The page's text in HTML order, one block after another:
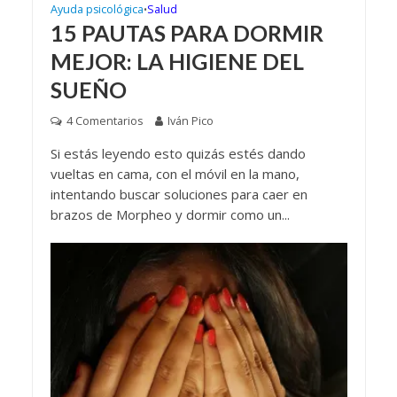
Ayuda psicológica•Salud
15 PAUTAS PARA DORMIR
MEJOR: LA HIGIENE DEL
SUEÑO
4 Comentarios Iván Pico
Si estás leyendo esto quizás estés dando
vueltas en cama, con el móvil en la mano,
intentando buscar soluciones para caer en
brazos de Morpheo y dormir como un...